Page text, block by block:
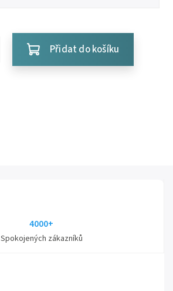
Přidat do košíku
4000+
Spokojených zákazníků